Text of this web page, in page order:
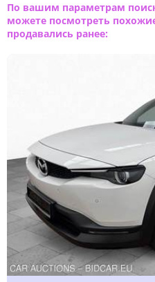
По вашим параметрам
можете посмотреть
продавались ранее: